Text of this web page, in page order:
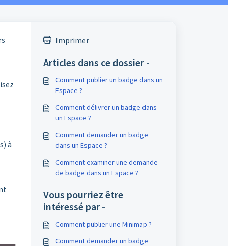
à
Imprimer
Articles dans ce dossier -
Comment publier un badge dans un
Espace ?
Comment délivrer un badge dans
un Espace ?
Comment demander un badge
dans un Espace ?
Comment examiner une demande
de badge dans un Espace ?
Vous pourriez être
intéressé par -
Comment publier une Minimap ?
Comment demander un badge